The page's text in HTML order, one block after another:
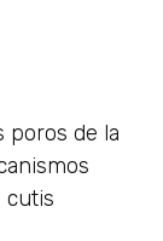
poros de la
cutis